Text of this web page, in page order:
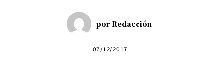
por Redacción
07/12/2017